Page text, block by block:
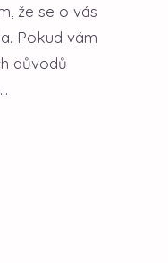
že se o vás
Pokud vám
důvodů